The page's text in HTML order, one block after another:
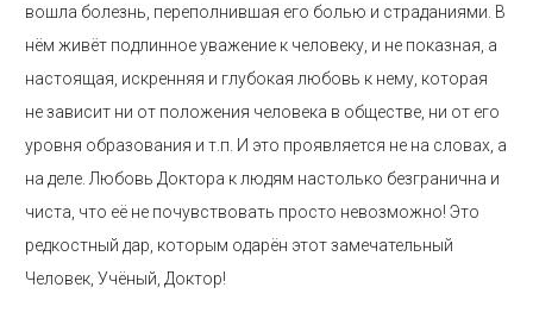
вошла болезнь, переполнившая его болью и страданиями. В
нём живёт подлинное уважение к человеку, и не показная, а
настоящая, искренняя и глубокая любовь к нему, которая
не зависит ни от положения человека в обществе, ни от его
уровня образования и т.п. И это проявляется не на словах, а
на деле. Любовь Доктора к людям настолько безгранична и
чиста, что её не почувствовать просто невозможно! Это
редкостный дар, которым одарён этот замечательный
Человек, Учёный, Доктор!